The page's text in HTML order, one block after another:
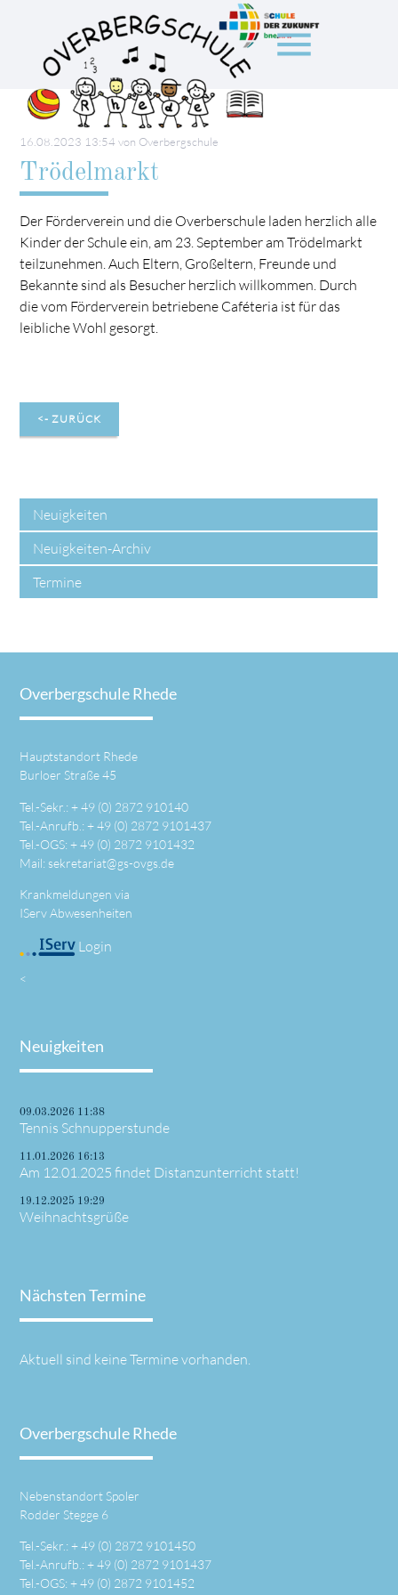
menu
Suchbegriffe
16.08.2023 13:54 von Overbergschule
Trödelmarkt
Der Förderverein und die Overberschule laden herzlich alle
Kinder der Schule ein, am 23. September am Trödelmarkt
teilzunehmen. Auch Eltern, Großeltern, Freunde und
Bekannte sind als Besucher herzlich willkommen. Durch
die vom Förderverein betriebene Caféteria ist für das
leibliche Wohl gesorgt.
<- ZURÜCK
Neuigkeiten
Neuigkeiten-Archiv
Termine
Overbergschule Rhede
Hauptstandort Rhede
Burloer Straße 45
Tel.-Sekr.: +49 (0) 2872 910140
Tel.-Anrufb.: +49 (0) 2872 9101437
Tel.-OGS: +49 (0) 2872 9101432
Mail: sekretariat@gs-ovgs.de
Krankmeldungen via
IServ Abwesenheiten
Login
<
Neuigkeiten
09.03.2026 11:38
Tennis Schnupperstunde
11.01.2026 16:13
Am 12.01.2025 findet Distanzunterricht statt!
19.12.2025 19:29
Weihnachtsgrüße
Nächsten Termine
Aktuell sind keine Termine vorhanden.
Overbergschule Rhede
Nebenstandort Spoler
Rodder Stegge 6
Tel.-Sekr.: +49 (0) 2872 9101450
Tel.-Anrufb.: +49 (0) 2872 9101437
Tel.-OGS: +49 (0) 2872 9101452